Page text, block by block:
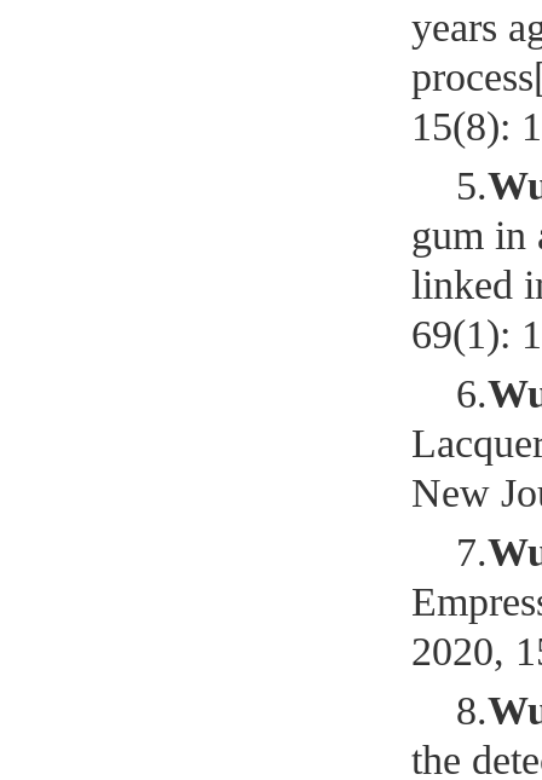
years
15(8):
5.
gum in
linked
69(1):
6.
New
7.
2020,
8.
the